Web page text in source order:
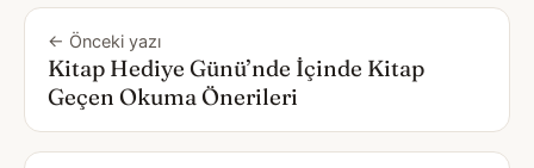
← Önceki yazı
Kitap Hediye Günü’nde İçinde Kitap
Geçen Okuma Önerileri